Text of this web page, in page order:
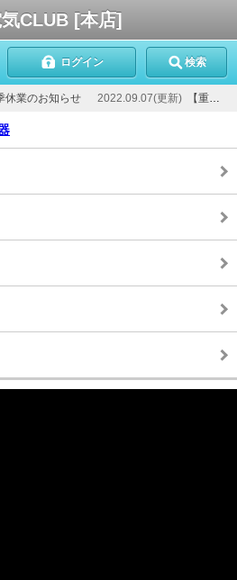
CLUB [本店]
ログイン 検索
休業のお知らせ 2022.09.07(更新) 【重要】当店からのメールが届かないお客様へ